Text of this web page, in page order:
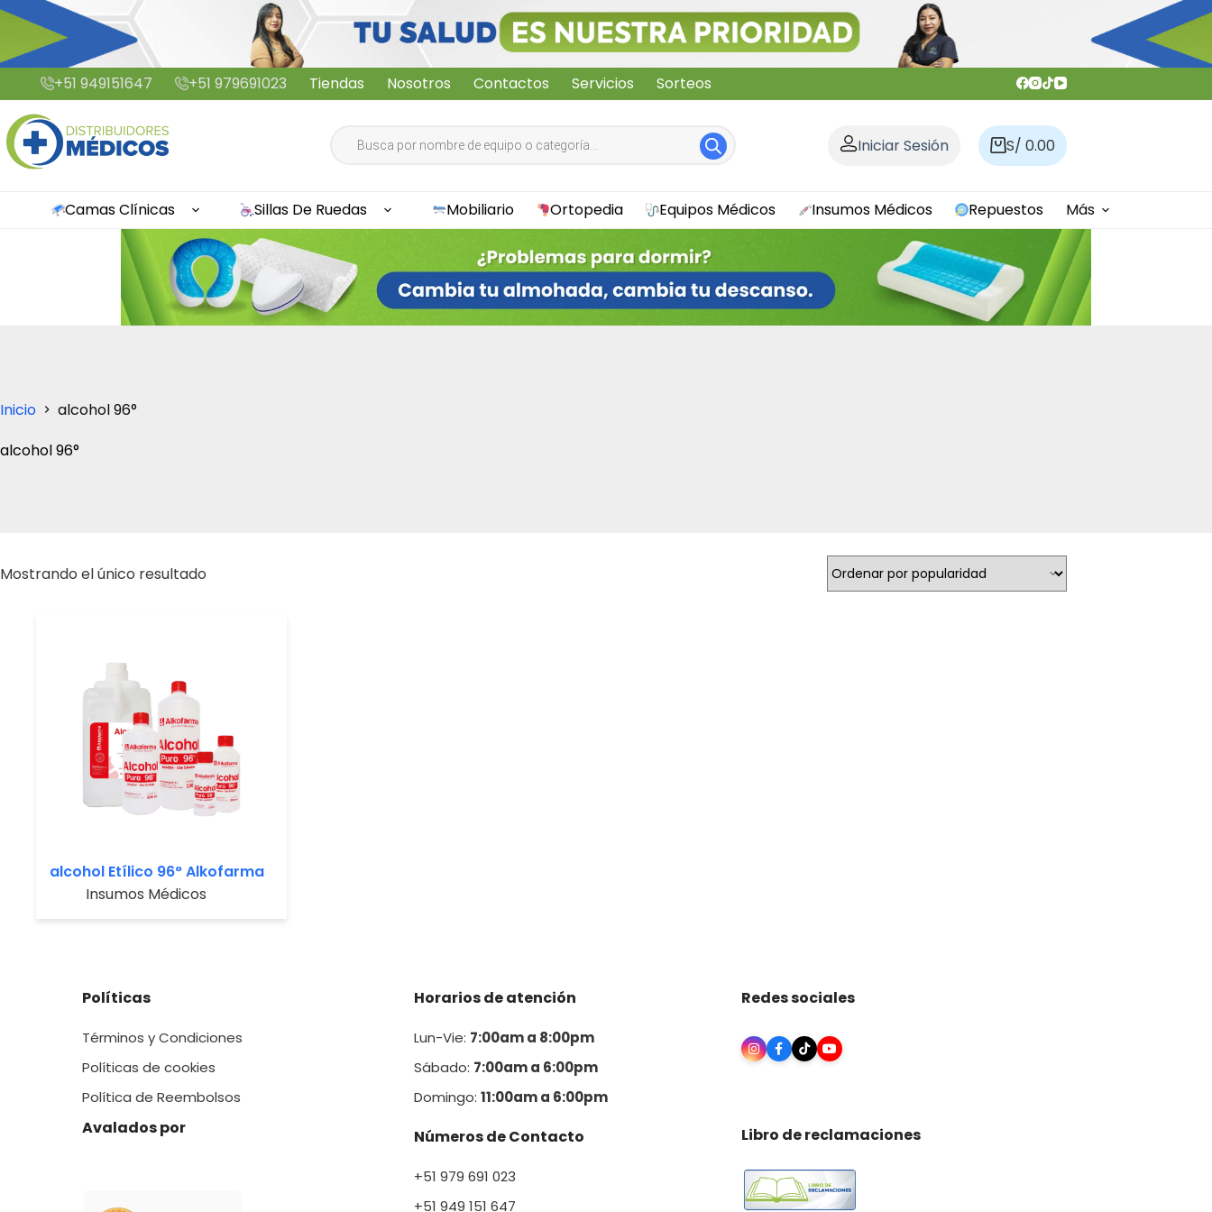
Saltar
al
contenido
+51 949151647 +51 979691023 Tiendas Nosotros Contactos Servicios Sorteos
Iniciar Sesión
Carro
compra
S/ 0.00
Camas Clínicas Sillas De Ruedas Mobiliario Ortopedia Equipos Médicos Insumos Médicos Repuestos Más
Inicio
alcohol 96°
alcohol 96°
Mostrando el único resultado
alcohol Etílico 96° Alkofarma
Insumos Médicos
Políticas
Términos y Condiciones
Políticas de cookies
Política de Reembolsos
Avalados por
Horarios de atención
Lun-Vie: 7:00am a 8:00pm
Sábado: 7:00am a 6:00pm
Domingo:11:00am a 6:00pm
Números de Contacto
+51 979 691 023
+51 949 151 647
Redes sociales
Libro de reclamaciones